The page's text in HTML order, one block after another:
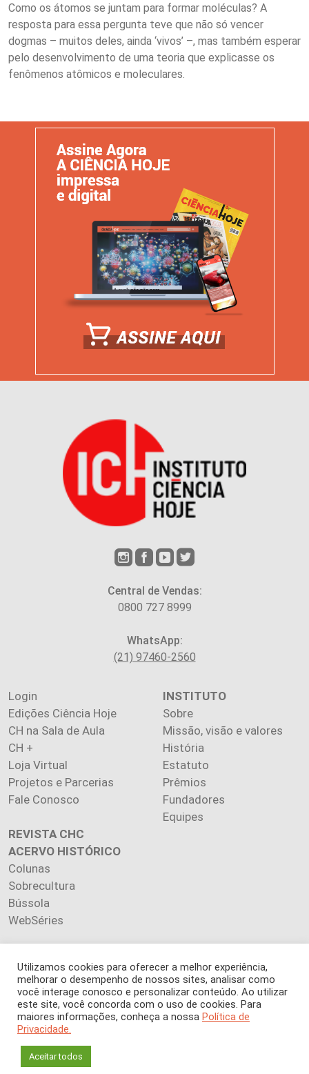
Como os átomos se juntam para formar moléculas? A
resposta para essa pergunta teve que não só vencer
dogmas – muitos deles, ainda ‘vivos’ –, mas também esperar
pelo desenvolvimento de uma teoria que explicasse os
fenômenos atômicos e moleculares.
Central de Vendas:
0800 727 8999
WhatsApp:
(21) 97460-2560
Login
Edições Ciência Hoje
CH na Sala de Aula
CH +
Loja Virtual
Projetos e Parcerias
Fale Conosco
INSTITUTO
Sobre
Missão, visão e valores
História
Estatuto
Prêmios
Fundadores
Equipes
REVISTA CHC
ACERVO HISTÓRICO
Colunas
Sobrecultura
Bússola
WebSéries
Copyright 2026 INSTITUTO CIÊNCIA HOJE. Todos os direitos
reservados.
Os artigos publicados na revista refletem exclusivamente a
É proibida a reprodução, integral ou parcial, do conteúdo (imagens
Utilizamos cookies para oferecer a melhor experiência,
melhorar o desempenho de nossos sites, analisar como
você interage conosco e personalizar conteúdo. Ao utilizar
este site, você concorda com o uso de cookies. Para
maiores informações, conheça a nossa Política de
Privacidade.
Aceitar todos